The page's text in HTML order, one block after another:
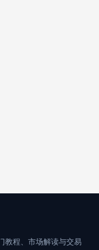
教程、市场解读与交易